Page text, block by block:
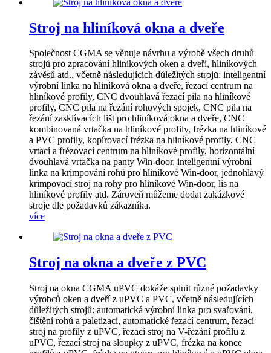
Stroj na hliníková okna a dveře
Společnost CGMA se věnuje návrhu a výrobě všech druhů
strojů pro zpracování hliníkových oken a dveří, hliníkových
závěsů atd., včetně následujících důležitých strojů: inteligentní
výrobní linka na hliníková okna a dveře, řezací centrum na
hliníkové profily, CNC dvouhlavá řezací pila na hliníkové
profily, CNC pila na řezání rohových spojek, CNC pila na
řezání zasklívacích lišt pro hliníková okna a dveře, CNC
kombinovaná vrtačka na hliníkové profily, frézka na hliníkové
a PVC profily, kopírovací frézka na hliníkové profily, CNC
vrtací a frézovací centrum na hliníkové profily, horizontální
dvouhlavá vrtačka na panty Win-door, inteligentní výrobní
linka na krimpování rohů pro hliníkové Win-door, jednohlavý
krimpovací stroj na rohy pro hliníkové Win-door, lis na
hliníkové profily atd. Zároveň můžeme dodat zakázkové
stroje dle požadavků zákazníka.
více
Stroj na okna a dveře z PVC
Stroj na okna CGMA uPVC dokáže splnit různé požadavky
výrobců oken a dveří z uPVC a PVC, včetně následujících
důležitých strojů: automatická výrobní linka pro svařování,
čištění rohů a paletizaci, automatické řezací centrum, řezací
stroj na profily z uPVC, řezací stroj na V-řezání profilů z
uPVC, řezací stroj na sloupky z uPVC, frézka na konce